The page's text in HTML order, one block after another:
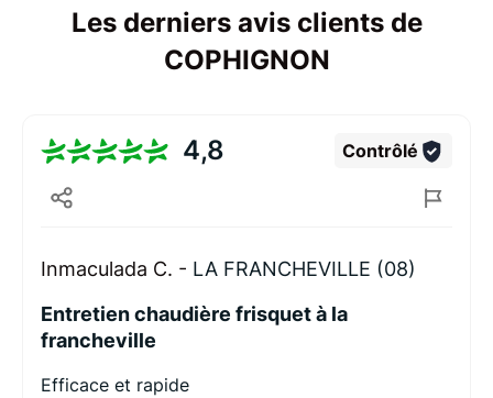
Les derniers avis clients de
COPHIGNON
4,8 Contrôlé
Inmaculada C. - LA FRANCHEVILLE (08)
Entretien chaudière frisquet à la
francheville
Efficace et rapide